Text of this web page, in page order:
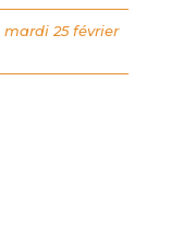
mardi 25 février